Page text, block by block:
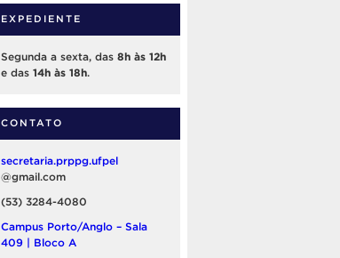
EXPEDIENTE
Segunda a sexta, das 8h às 12h
e das 14h às 18h
CONTATO
secretaria.prppg.ufpel
@gmail.com
(53) 3284-4080
Campus Porto/Anglo – Sala
409 | Bloco A